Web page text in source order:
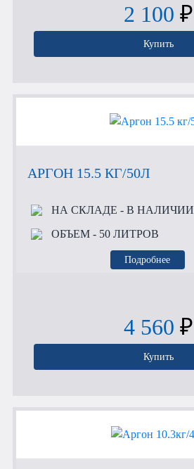
2 100 ₽
Купить
АРГОН 15.5 КГ/50Л
НА СКЛАДЕ - В НАЛИЧИИ
ОБЪЕМ- 50 ЛИТРОВ
Подробнее
4 560 ₽
Купить